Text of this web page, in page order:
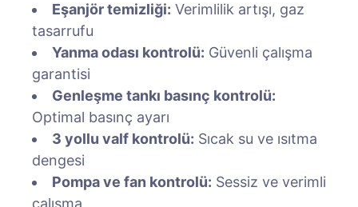
Eşanjör temizliği: Verimlilik artışı, gaz
tasarrufu
Yanma odası kontrolü: Güvenli çalışma
garantisi
Genleşme tankı basınç kontrolü:
Optimal basınç ayarı
3 yollu valf kontrolü: Sıcak su ve ısıtma
dengesi
Pompa ve fan kontrolü: Sessiz ve verimli
çalışma